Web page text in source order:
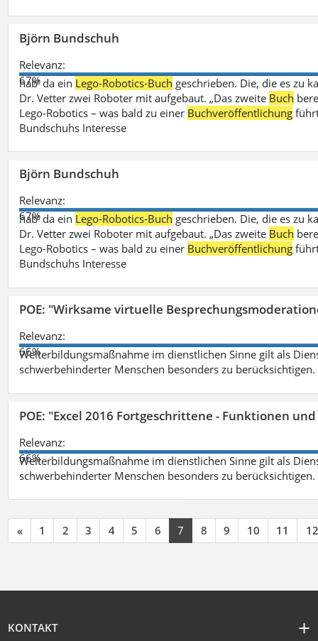
Björn Bundschuh
Relevanz:
67%
hab‘ da ein Lego-Robotics-Buch geschrieben. Die, die es zu
Dr. Vetter zwei Roboter mit aufgebaut. „Das zweite Buch
Lego-Robotics – was bald zu einer Buchveröffentlichung
Bundschuhs Interesse
Björn Bundschuh
Relevanz:
67%
hab‘ da ein Lego-Robotics-Buch geschrieben. Die, die es zu
Dr. Vetter zwei Roboter mit aufgebaut. „Das zweite Buch
Lego-Robotics – was bald zu einer Buchveröffentlichung
Bundschuhs Interesse
POE: "Wirksame virtuelle
Relevanz:
66%
Weiterbildungsmaßnahme im dienstlichen Sinne gilt als
schwerbehinderter Menschen besonders zu berücksichtigen.
POE: "Excel 2016 Fortgeschrittene - Funktionen
Relevanz:
66%
Weiterbildungsmaßnahme im dienstlichen Sinne gilt als
schwerbehinderter Menschen besonders zu berücksichtigen.
« 1 2 3 4 5 6 7 8 9 10 11 12
KONTAKT